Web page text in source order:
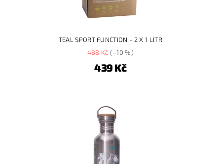
TEAL SPORT FUNCTION - 2 X 1 LITR
488 Kč(–10 %)
439 Kč